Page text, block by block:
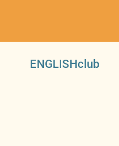
ENGLISHclub